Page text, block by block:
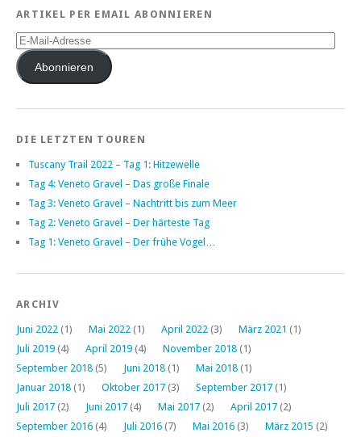
ARTIKEL PER EMAIL ABONNIEREN
E-
Mail-
AdresseAbonnieren
DIE LETZTEN TOUREN
Tuscany Trail 2022 – Tag 1: Hitzewelle
Tag 4: Veneto Gravel – Das große Finale
Tag 3: Veneto Gravel – Nachtritt bis zum Meer
Tag 2: Veneto Gravel – Der härteste Tag
Tag 1: Veneto Gravel – Der frühe Vogel…
ARCHIV
Juni 2022 (1) Mai 2022 (1) April 2022 (3) März 2021 (1)
Juli 2019 (4) April 2019 (4) November 2018 (1)
September 2018 (5) Juni 2018 (1) Mai 2018 (1)
Januar 2018 (1) Oktober 2017 (3) September 2017 (1)
Juli 2017 (2) Juni 2017 (4) Mai 2017 (2) April 2017 (2)
September 2016 (4) Juli 2016 (7) Mai 2016 (3) März 2015 (2)